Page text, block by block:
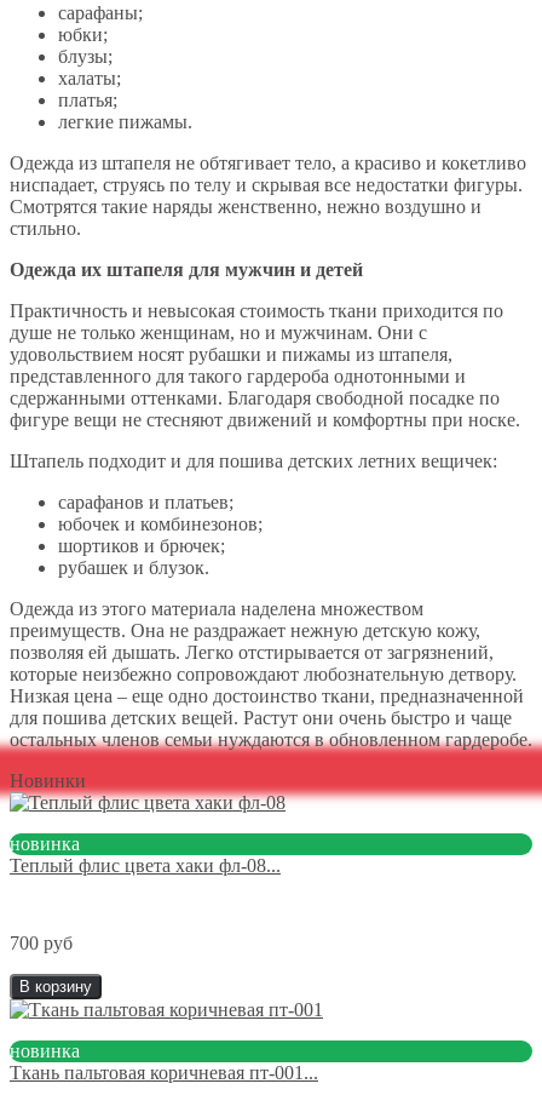
сарафаны;
юбки;
блузы;
халаты;
платья;
легкие пижамы.
Одежда из штапеля не обтягивает тело, а красиво и кокетливо
ниспадает, струясь по телу и скрывая все недостатки фигуры.
Смотрятся такие наряды женственно, нежно воздушно и
стильно.
Одежда их штапеля для мужчин и детей
Практичность и невысокая стоимость ткани приходится по
душе не только женщинам, но и мужчинам. Они с
удовольствием носят рубашки и пижамы из штапеля,
представленного для такого гардероба однотонными и
сдержанными оттенками. Благодаря свободной посадке по
фигуре вещи не стесняют движений и комфортны при носке.
Штапель подходит и для пошива детских летних вещичек:
сарафанов и платьев;
юбочек и комбинезонов;
шортиков и брючек;
рубашек и блузок.
Одежда из этого материала наделена множеством
преимуществ. Она не раздражает нежную детскую кожу,
позволяя ей дышать. Легко отстирывается от загрязнений,
которые неизбежно сопровождают любознательную детвору.
Низкая цена – еще одно достоинство ткани, предназначенной
для пошива детских вещей. Растут они очень быстро и чаще
остальных членов семьи нуждаются в обновленном гардеробе.
Новинки
новинка
Теплый флис цвета хаки фл-08...
700 руб
В корзину
новинка
Ткань пальтовая коричневая пт-001...